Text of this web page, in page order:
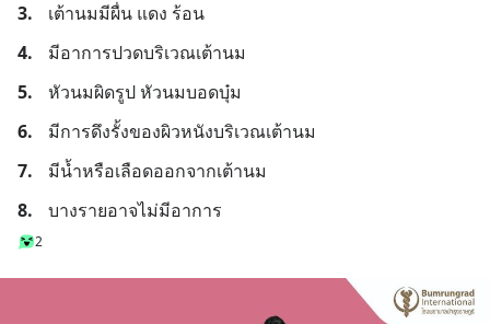
3.
เต้านมมีผื่น แดง ร้อน
4.
มีอาการปวดบริเวณเต้านม
5.
หัวนมผิดรูป หัวนมบอดบุ๋ม
6.
มีการดึงรั้งของผิวหนังบริเวณเต้านม
7.
มีน้ำหรือเลือดออกจากเต้านม
8.
บางรายอาจไม่มีอาการ
2